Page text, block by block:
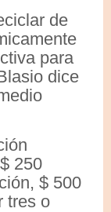
de
para
dice
250
$ 500
tres o